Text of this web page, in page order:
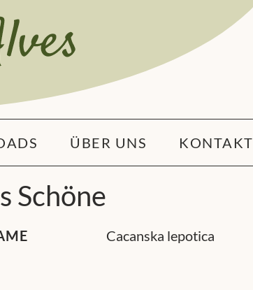
ÜBER UNS KONTAKT
Schöne
Cacanska lepotica